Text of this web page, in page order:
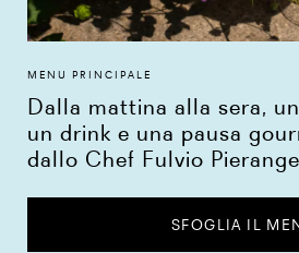
MENU PRINCIPALE
Dalla mattina alla sera,
un drink e una pausa
dallo Chef Fulvio
SFOGLIA IL